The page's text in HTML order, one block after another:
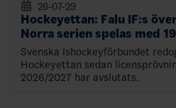
Hockeyettan: Falu IF:s
Norra serien spelas med
26-07-29
Svenska Ishockeyförbundet
Hockeyettan sedan
2026/2027 har avslutats.